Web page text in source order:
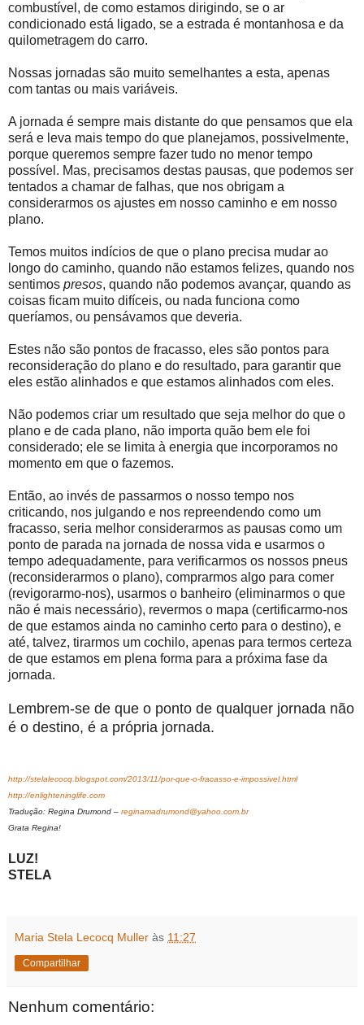
combustível, de como estamos dirigindo, se o ar
condicionado está ligado, se a estrada é montanhosa e da
quilometragem do carro.
Nossas jornadas são muito semelhantes a esta, apenas
com tantas ou mais variáveis.
A jornada é sempre mais distante do que pensamos que ela
será e leva mais tempo do que planejamos, possivelmente,
porque queremos sempre fazer tudo no menor tempo
possível. Mas, precisamos destas pausas, que podemos ser
tentados a chamar de falhas, que nos obrigam a
considerarmos os ajustes em nosso caminho e em nosso
plano.
Temos muitos indícios de que o plano precisa mudar ao
longo do caminho, quando não estamos felizes, quando nos
sentimos presos, quando não podemos avançar, quando as
coisas ficam muito difíceis, ou nada funciona como
queríamos, ou pensávamos que deveria.
Estes não são pontos de fracasso, eles são pontos para
reconsideração do plano e do resultado, para garantir que
eles estão alinhados e que estamos alinhados com eles.
Não podemos criar um resultado que seja melhor do que o
plano e de cada plano, não importa quão bem ele foi
considerado; ele se limita à energia que incorporamos no
momento em que o fazemos.
Então, ao invés de passarmos o nosso tempo nos
criticando, nos julgando e nos repreendendo como um
fracasso, seria melhor considerarmos as pausas como um
ponto de parada na jornada de nossa vida e usarmos o
tempo adequadamente, para verificarmos os nossos pneus
(reconsiderarmos o plano), comprarmos algo para comer
(revigorarmo-nos), usarmos o banheiro (eliminarmos o que
não é mais necessário), revermos o mapa (certificarmo-nos
de que estamos ainda no caminho certo para o destino), e
até, talvez, tirarmos um cochilo, apenas para termos certeza
de que estamos em plena forma para a próxima fase da
jornada.
Lembrem-se de que o ponto de qualquer jornada não
é o destino, é a própria jornada.
http://stelalecocq.blogspot.com/2013/11/por-que-o-fracasso-e-impossivel.html
http://enlighteninglife.com
Tradução: Regina Drumond – reginamadrumond@yahoo.com.br
Grata Regina!
LUZ!
STELA
Maria Stela Lecocq Muller às 11:27
Compartilhar
Nenhum comentário: